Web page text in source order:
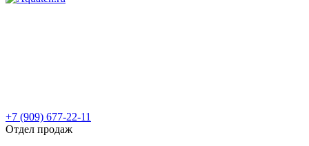
+7 (909) 677-22-11
Отдел продаж